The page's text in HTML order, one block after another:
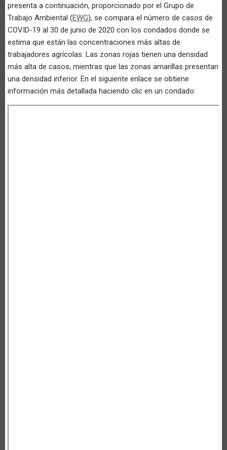
presenta a continuación, proporcionado por el Grupo de
Trabajo Ambiental (EWG), se compara el número de casos de
COVID-19 al 30 de junio de 2020 con los condados donde se
estima que están las concentraciones más altas de
trabajadores agrícolas. Las zonas rojas tienen una densidad
más alta de casos, mientras que las zonas amarillas presentan
una densidad inferior. En el siguiente enlace se obtiene
información más detallada haciendo clic en un condado: